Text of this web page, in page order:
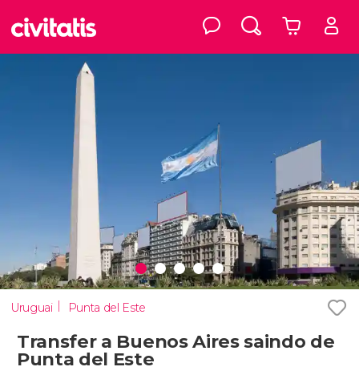
Uruguai Punta del Este
Transfer a Buenos Aires saindo de
Punta del Este